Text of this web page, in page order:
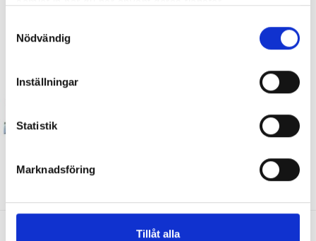
Nödvändig
Inställningar
Statistik
Marknadsföring
Tillåt alla
Filter till köksfläkt Alaska från Thermex.